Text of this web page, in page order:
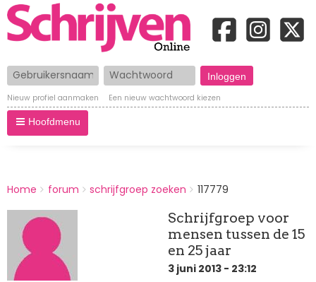
Gebruikersnaam Wachtwoord
Nieuw profiel aanmaken Een nieuw wachtwoord kiezen
Hoofdmenu
BREADCRUMBS
You
here:
Home forum schrijfgroep zoeken 117779
Schrijfgroep voor
mensen tussen de 15
en 25 jaar
3 juni 2013 - 23:12